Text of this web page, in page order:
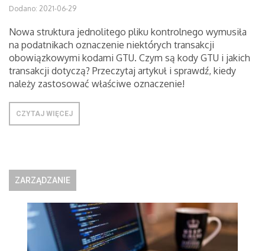
Dodano: 2021-06-29
Nowa struktura jednolitego pliku kontrolnego wymusiła
na podatnikach oznaczenie niektórych transakcji
obowiązkowymi kodami GTU. Czym są kody GTU i jakich
transakcji dotyczą? Przeczytaj artykuł i sprawdź, kiedy
należy zastosować właściwe oznaczenie!
CZYTAJ WIĘCEJ
ZARZĄDZANIE